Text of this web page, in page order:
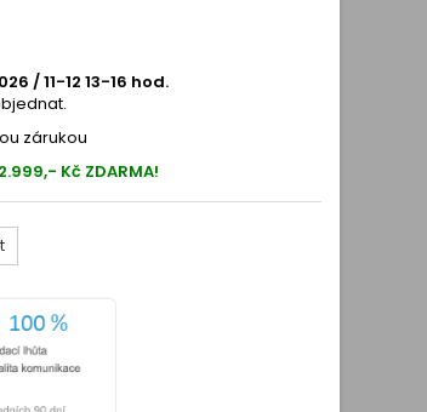
/ 11-12 13-16 hod.
zárukou
Kč ZDARMA!